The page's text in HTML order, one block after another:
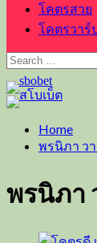
โคตรสวย
โคตรวาร์
Search
for:
Home
พรนิภา ว
พรนิภา